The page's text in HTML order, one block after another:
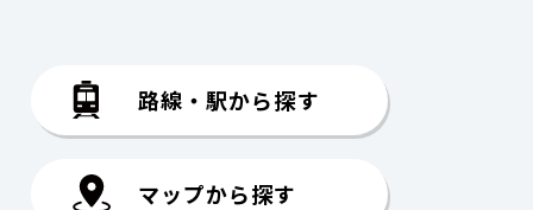
路線・駅から探す
マップから探す